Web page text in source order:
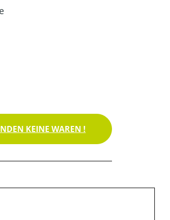
KEINE WAREN !